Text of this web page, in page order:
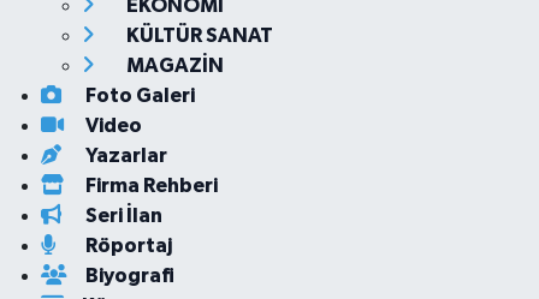
EKONOMİ
KÜLTÜR SANAT
MAGAZİN
Foto Galeri
Video
Yazarlar
Firma Rehberi
Seri İlan
Röportaj
Biyografi